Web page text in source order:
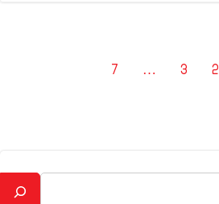
Page
2
Page
3
…
Page
7